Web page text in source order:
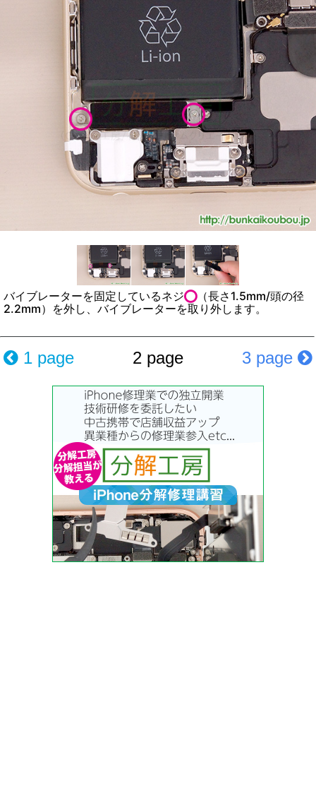
バイブレーターを固定しているネジ
（長さ1.5mm/頭の径
2.2mm）を外し、バイブレーターを取り外します。
1 page 2 page 3 page